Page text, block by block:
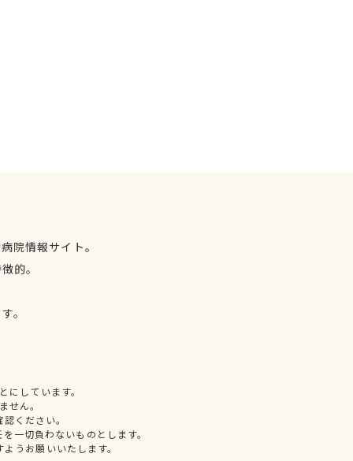
院情報サイト。
的。
。
しています。
せん。
ください。
一切負わないものとします。
うお願いいたします。